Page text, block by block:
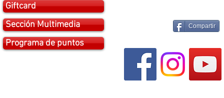
Giftcard
Sección Multimedia
Programa de puntos
Compartir